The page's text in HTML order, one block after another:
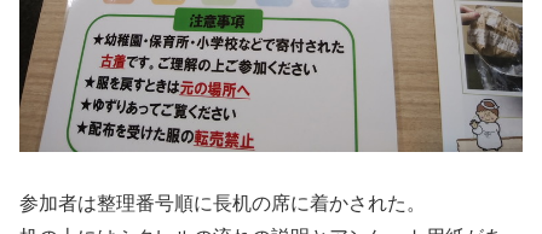
参加者は整理番号順に長机の席に着かされた。